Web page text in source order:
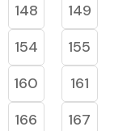
148
149
154
155
160
161
166
167